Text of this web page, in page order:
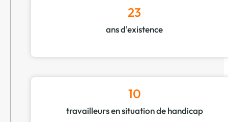
23
ans d'existence
10
travailleurs en situation de handicap